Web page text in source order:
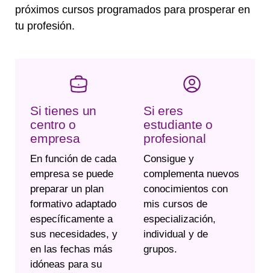
próximos cursos programados para prosperar en
tu profesión.
Si tienes un
centro o
empresa
En función de cada
empresa se puede
preparar un plan
formativo adaptado
específicamente a
sus necesidades, y
en las fechas más
idóneas para su
Si eres
estudiante o
profesional
Consigue y
complementa nuevos
conocimientos con
mis cursos de
especialización,
individual y de
grupos.